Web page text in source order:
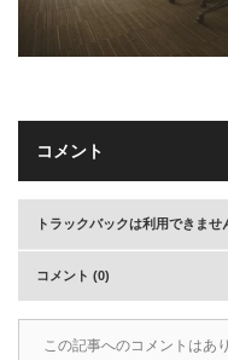
コメント
トラックバックは利用できませ
コメント (0)
この記事へのコメントはあ